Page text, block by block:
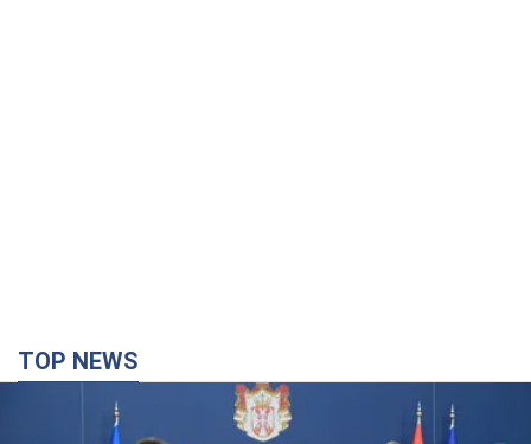
TOP NEWS